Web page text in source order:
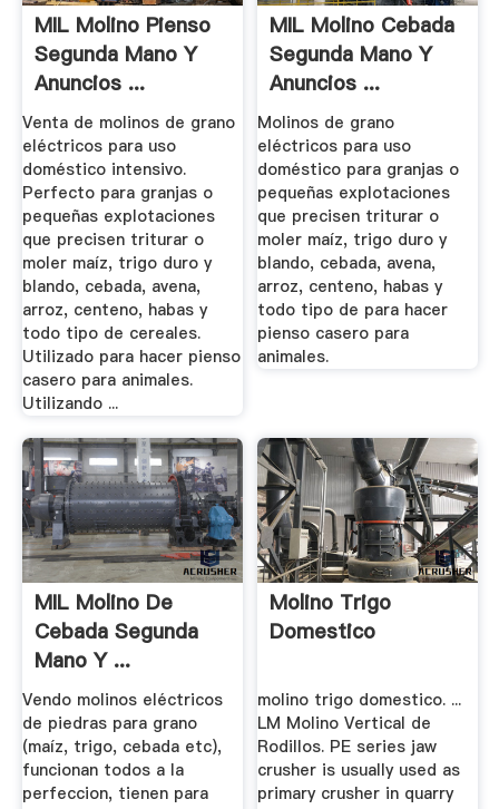
MIL Molino Pienso
Segunda Mano Y
Anuncios ...
Venta de molinos de grano
eléctricos para uso
doméstico intensivo.
Perfecto para granjas o
pequeñas explotaciones
que precisen triturar o
moler maíz, trigo duro y
blando, cebada, avena,
arroz, centeno, habas y
todo tipo de cereales.
Utilizado para hacer pienso
casero para animales.
Utilizando ...
MIL Molino Cebada
Segunda Mano Y
Anuncios ...
Molinos de grano
eléctricos para uso
doméstico para granjas o
pequeñas explotaciones
que precisen triturar o
moler maíz, trigo duro y
blando, cebada, avena,
arroz, centeno, habas y
todo tipo de para hacer
pienso casero para
animales.
MIL Molino De
Cebada Segunda
Mano Y ...
Vendo molinos eléctricos
de piedras para grano
(maíz, trigo, cebada etc),
funcionan todos a la
perfeccion, tienen para
Molino Trigo
Domestico
molino trigo domestico. ...
LM Molino Vertical de
Rodillos. PE series jaw
crusher is usually used as
primary crusher in quarry